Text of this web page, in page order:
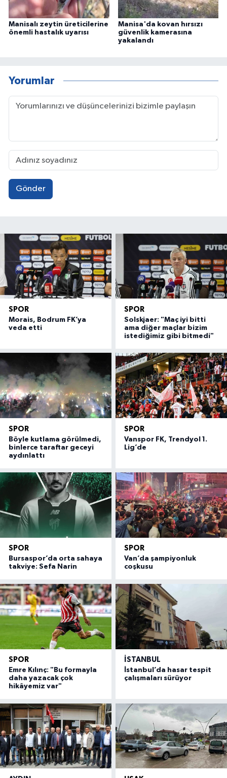
Manisalı zeytin üreticilerine
önemli hastalık uyarısı
Manisa'da kovan hırsızı
güvenlik kamerasına
yakalandı
Yorumlar
Gönder
SPOR
Morais, Bodrum FK’ya
veda etti
SPOR
Solskjaer: "Maç iyi bitti
ama diğer maçlar bizim
istediğimiz gibi bitmedi"
SPOR
Böyle kutlama görülmedi,
binlerce taraftar geceyi
aydınlattı
SPOR
Vanspor FK, Trendyol 1.
Lig’de
SPOR
Bursaspor’da orta sahaya
takviye: Sefa Narin
SPOR
Van’da şampiyonluk
coşkusu
SPOR
Emre Kılınç: "Bu formayla
daha yazacak çok
hikâyemiz var"
İSTANBUL
İstanbul’da hasar tespit
çalışmaları sürüyor